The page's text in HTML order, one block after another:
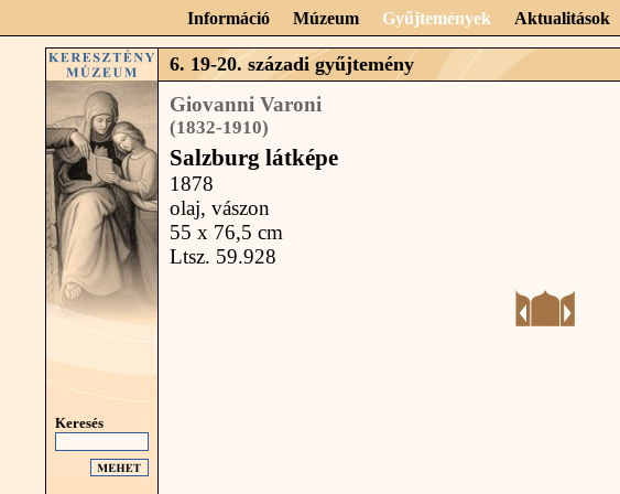
Információ Múzeum Gyűjtemények Aktualitások
Keresés
6. 19-20. századi gyűjtemény
Giovanni Varoni
(1832-1910)
Salzburg látképe
1878
olaj, vászon
55 x 76,5 cm
Ltsz. 59.928